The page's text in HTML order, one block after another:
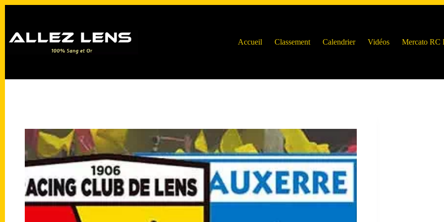
Accueil
Classement Calendrier Vidéos Mercato RC